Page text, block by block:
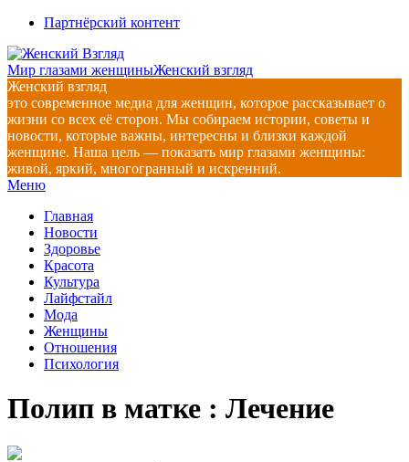
Перейти
содержимому
Партнёрский контент
Мир глазами женщиныЖенский взгляд
Женский взгляд
это современное медиа для женщин, которое рассказывает о
жизни со всех её сторон. Мы собираем истории, советы и
новости, которые важны, интересны и близки каждой
женщине. Наша цель — показать мир глазами женщины:
живой, яркий, многогранный и искренний.
Главное
меню
Меню
Главная
Новости
Здоровье
Красота
Культура
Лайфстайл
Мода
Женщины
Отношения
Психология
Полип в матке : Лечение